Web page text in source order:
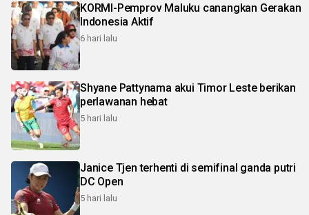
KORMI-Pemprov Maluku canangkan Gerakan
Indonesia Aktif
6 hari lalu
Shyane Pattynama akui Timor Leste berikan
perlawanan hebat
5 hari lalu
Janice Tjen terhenti di semifinal ganda putri
DC Open
5 hari lalu